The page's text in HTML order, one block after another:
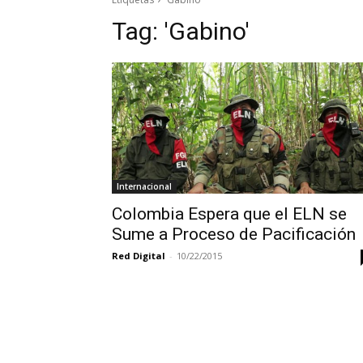
Tag: 'Gabino'
Internacional
Colombia Espera que el ELN se
Sume a Proceso de Pacificación
Red Digital - 10/22/2015